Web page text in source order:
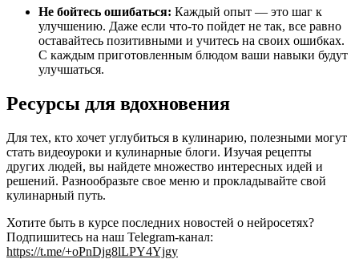
Не бойтесь ошибаться: Каждый опыт — это шаг к
улучшению. Даже если что-то пойдет не так, все равно
оставайтесь позитивными и учитесь на своих ошибках.
С каждым приготовленным блюдом ваши навыки будут
улучшаться.
Ресурсы для вдохновения
Для тех, кто хочет углубиться в кулинарию, полезными могут
стать видеоуроки и кулинарные блоги. Изучая рецепты
других людей, вы найдете множество интересных идей и
решений. Разнообразьте свое меню и прокладывайте свой
кулинарный путь.
Хотите быть в курсе последних новостей о нейросетях?
Подпишитесь на наш Telegram-канал:
https://t.me/+oPnDjg8lLPY4Yjgy